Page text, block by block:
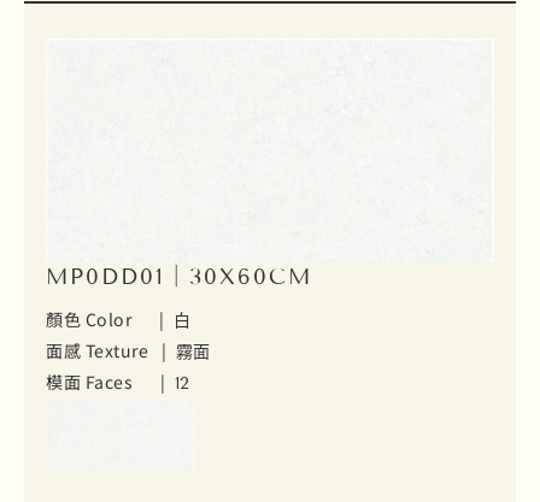
MP0DD01｜30X60CM
顏色 Color | 白
面感 Texture | 霧面
模面 Faces | 12